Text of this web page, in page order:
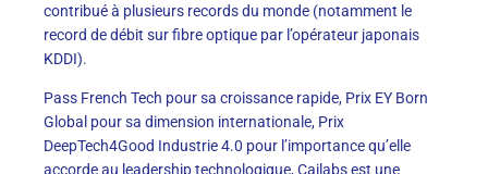
contribué à plusieurs records du monde (notamment le
record de débit sur fibre optique par l’opérateur japonais
KDDI).
Pass French Tech pour sa croissance rapide, Prix EY Born
Global pour sa dimension internationale, Prix
DeepTech4Good Industrie 4.0 pour l’importance qu’elle
accorde au leadership technologique, Cailabs est une